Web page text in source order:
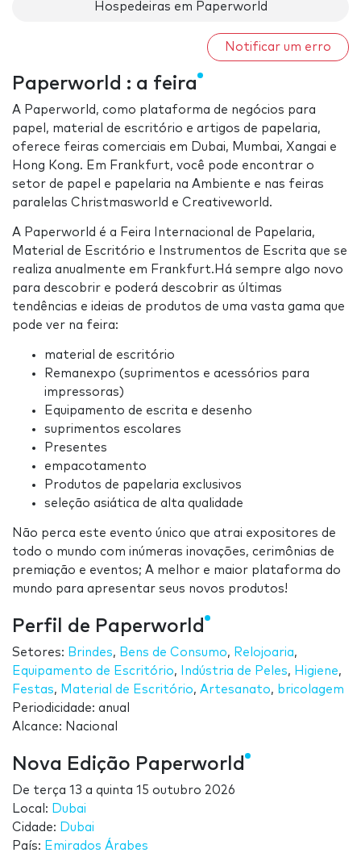
Hospedeiras em Paperworld
Notificar um erro
Paperworld : a feira
A Paperworld, como plataforma de negócios para
papel, material de escritório e artigos de papelaria,
oferece feiras comerciais em Dubai, Mumbai, Xangai e
Hong Kong. Em Frankfurt, você pode encontrar o
setor de papel e papelaria na Ambiente e nas feiras
paralelas Christmasworld e Creativeworld.
A Paperworld é a Feira Internacional de Papelaria,
Material de Escritório e Instrumentos de Escrita que se
realiza anualmente em Frankfurt.Há sempre algo novo
para descobrir e poderá descobrir as últimas
tendências e ideias de produtos de uma vasta gama que
pode ver na feira:
material de escritório
Remanexpo (suprimentos e acessórios para
impressoras)
Equipamento de escrita e desenho
suprimentos escolares
Presentes
empacotamento
Produtos de papelaria exclusivos
seleção asiática de alta qualidade
Não perca este evento único que atrai expositores de
todo o mundo com inúmeras inovações, cerimônias de
premiação e eventos; A melhor e maior plataforma do
mundo para apresentar seus novos produtos!
Perfil de Paperworld
Setores: Brindes, Bens de Consumo, Relojoaria,
Equipamento de Escritório, Indústria de Peles, Higiene,
Festas, Material de Escritório, Artesanato, bricolagem
Periodicidade: anual
Alcance: Nacional
Nova Edição Paperworld
De terça 13 a quinta 15 outubro 2026
Local: Dubai
Cidade: Dubai
País: Emirados Árabes